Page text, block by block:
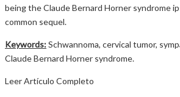
being the Claude Bernard Horner syndrome
common sequel.
Keywords:Schwannoma, cervical tumor,
Claude Bernard Horner syndrome.
Leer Artículo Completo